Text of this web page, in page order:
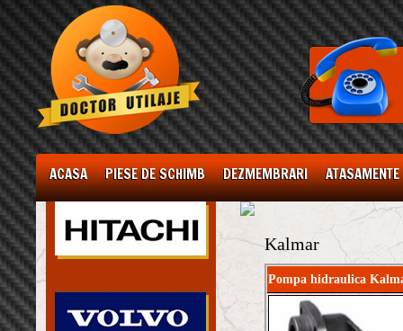
ACASA PIESE DE SCHIMB DEZMEMBRARI ATASAMENTE
Kalmar
Pompa hidraulica